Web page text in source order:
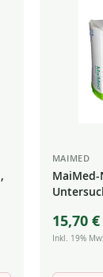
MAIMED
MaiMed-
15,70 €
Inkl. 19%